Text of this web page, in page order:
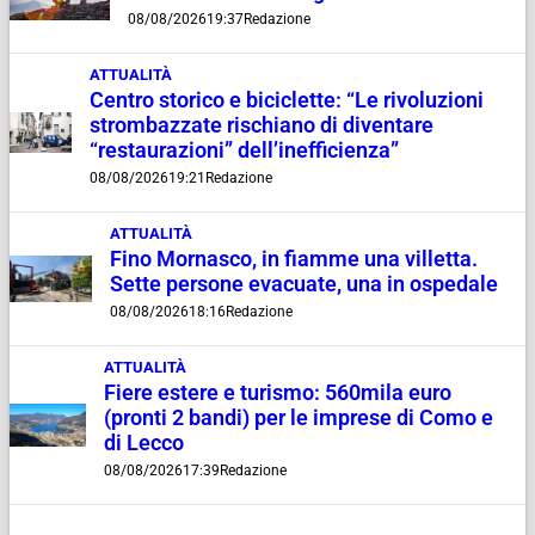
08/08/202619:37Redazione
ATTUALITÀ
Centro storico e biciclette: “Le rivoluzioni
strombazzate rischiano di diventare
“restaurazioni” dell’inefficienza”
08/08/202619:21 Redazione
ATTUALITÀ
Fino Mornasco, in fiamme una villetta.
Sette persone evacuate, una in ospedale
08/08/202618:16Redazione
ATTUALITÀ
Fiere estere e turismo: 560mila euro
(pronti 2 bandi) per le imprese di Como e
di Lecco
08/08/202617:39 Redazione